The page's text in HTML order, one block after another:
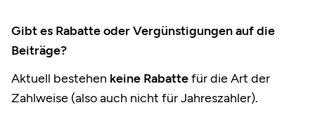
Gibt es Rabatte oder Vergünstigungen auf die
Beiträge?
Aktuell bestehen keine Rabattefür die Art der
Zahlweise (also auch nicht für Jahreszahler).